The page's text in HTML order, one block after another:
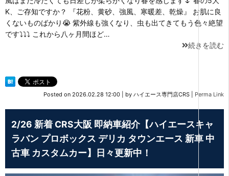
K、ご存知ですか？ 『花粉、黄砂、強風、寒暖差、乾燥』 お肌に良
くないものばかり😭 紫外線も強くなり、虫も出てきてもう色々絶望
です⤵⤵⤵ これから八ヶ月間ほど…
続きを読む
Posted on 2026.02.28 12:00 by ハイエース専門店CRS Perma Link
2/26 新着 CRS大阪 即納車紹介【ハイエースキャ
ラバン プロボックス デリカ タウンエース 新車 中
古車 カスタムカー】日々更新中！